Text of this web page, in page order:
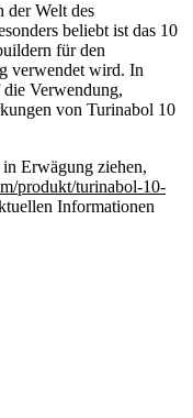
der Welt des
beliebt ist das 10
für den
verwendet wird. In
Verwendung,
von Turinabol 10
Erwägung ziehen,
produkt/turinabol-10-
Informationen